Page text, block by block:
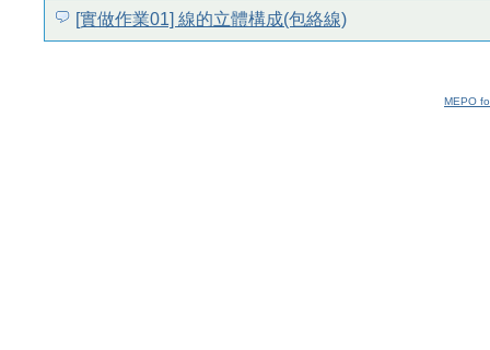
[實做作業01] 線的立體構成(包絡線)
MEPO